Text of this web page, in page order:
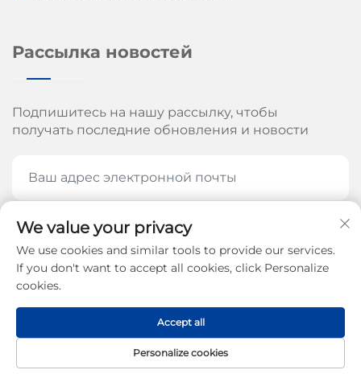
Рассылка новостей
Подпишитесь на нашу рассылку, чтобы
получать последние обновления и новости
ПОДПИШИТЕСЬ СЕЙЧАС
© Все права защищены Jinan Arrow Machinery Co.,
Ltd., 2026 - Политика конфиденциальности
We value your privacy
We use cookies and similar tools to provide our services.
If you don't want to accept all cookies, click Personalize
cookies.
Personalize cookies
Accept all